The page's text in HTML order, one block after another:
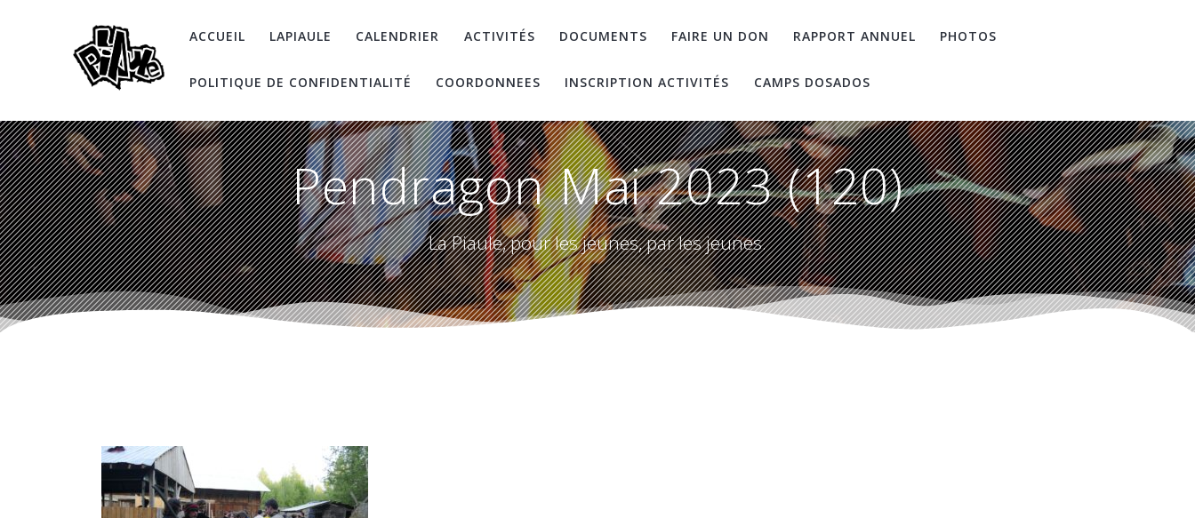
ACCUEIL LAPIAULE CALENDRIER ACTIVITÉS DOCUMENTS FAIRE UN DON RAPPORT ANNUEL PHOTOS
POLITIQUE DE CONFIDENTIALITÉ COORDONNEES INSCRIPTION ACTIVITÉS CAMPS DOSADOS
Pendragon Mai 2023 (120)
La Piaule, pour les jeunes, par les jeunes.